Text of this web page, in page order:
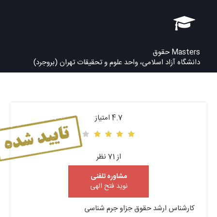
Masters حقوق
دانشگاه آزاد اسلامی، واحد علوم و تحقیقات تهران (بروجرد)
4.7 امتیاز
از 71 نظر
مشاوره تلفنی
نوید فتح الهی
کارشناس ارشد حقوق جزاو جرم شناسی